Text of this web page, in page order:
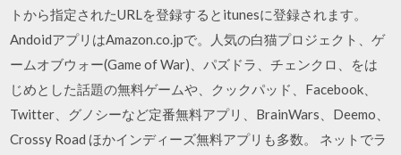
トから指定されたURLを登録するとitunesに登録されます。
AndoidアプリはAmazon.co.jpで。人気の白猫プロジェクト、ゲ
ームオブウォー(Game of War)、パズドラ、チェンクロ、をは
じめとした話題の無料ゲームや、クックパッド、Facebook、
Twitter、グノシーなど定番無料アプリ、BrainWars、Deemo、
Crossy Road ほかインディーズ無料アプリも多数。 ネットでラ